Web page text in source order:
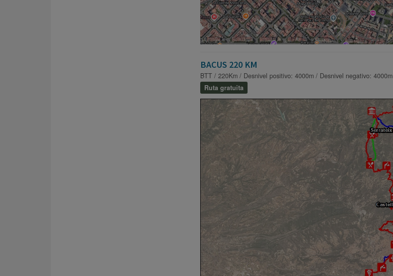
BACUS 220 KM
BTT / 220Km / Desnivel positivo: 4000m / Desnivel negativo: 4000m
Ruta gratuita